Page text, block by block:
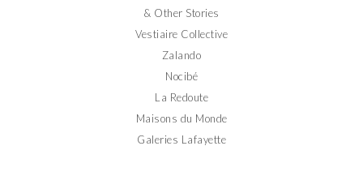
& Other Stories
Vestiaire Collective
Zalando
Nocibé
La Redoute
Maisons du Monde
Galeries Lafayette